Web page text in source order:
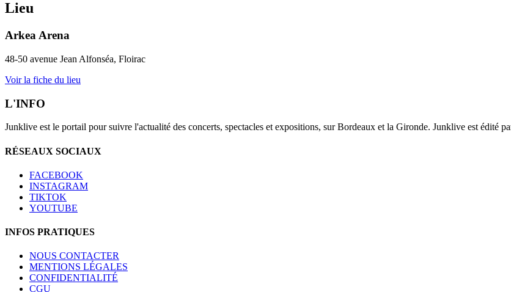
Lieu
Arkea Arena
48-50 avenue Jean Alfonséa, Floirac
Voir la fiche du lieu
L'INFO
Junklive est le portail pour suivre l'actualité des concerts, spectacles et expositions, sur Bordeaux et la Gironde. Junklive est édité
RÉSEAUX SOCIAUX
FACEBOOK
INSTAGRAM
TIKTOK
YOUTUBE
INFOS PRATIQUES
NOUS CONTACTER
MENTIONS LÉGALES
CONFIDENTIALITÉ
CGU